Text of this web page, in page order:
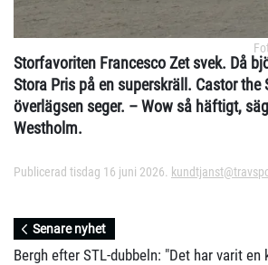
Storfavoriten Francesco Zet svek. Då
Stora Pris på en superskräll. Castor the
överlägsen seger. – Wow så häftigt,
Westholm.
Publicerad tisdag 16 juni 2026.
Senare nyhet
Bergh efter STL-dubbeln: "Det har varit en